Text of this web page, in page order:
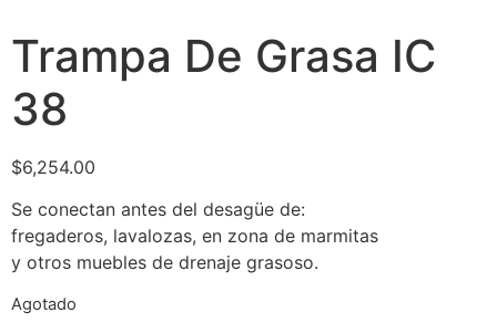
Trampa De Grasa IC
38
$6,254.00
Se conectan antes del desagüe de:
fregaderos, lavalozas, en zona de marmitas
y otros muebles de drenaje grasoso.
Agotado